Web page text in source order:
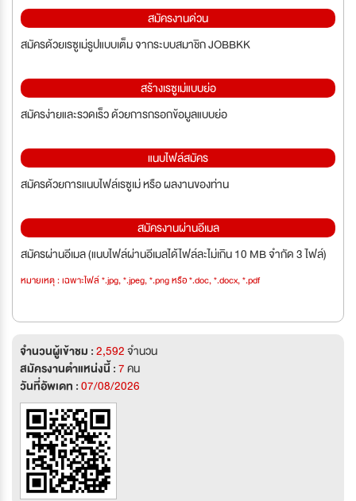
สมัครงานด่วน
สมัครด้วยเรซูเม่รูปแบบเต็ม จากระบบสมาชิก JOBBKK
สร้างเรซูเม่แบบย่อ
สมัครง่ายและรวดเร็ว ด้วยการกรอกข้อมูลแบบย่อ
แนบไฟล์สมัคร
สมัครด้วยการแนบไฟล์เรซูเม่ หรือ ผลงานของท่าน
สมัครงานผ่านอีเมล
สมัครผ่านอีเมล (แนบไฟล์ผ่านอีเมลได้ไฟล์ละไม่เกิน 10 MB จำกัด 3 ไฟล์)
หมายเหตุ : เฉพาะไฟล์ *.jpg, *.jpeg, *.png หรือ *.doc, *.docx, *.pdf
จำนวนผู้เข้าชม :2,592จำนวน
สมัครงานตำแหน่งนี้ :7คน
วันที่อัพเดท :07/08/2026